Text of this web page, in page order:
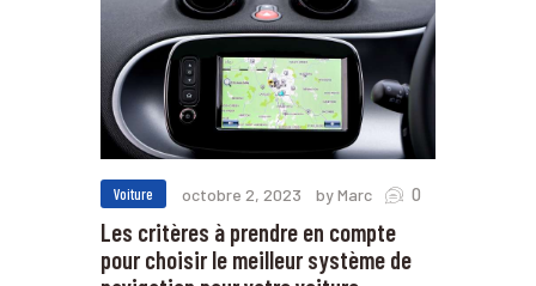
Voiture octobre 2, 2023 by Marc 0
Les critères à prendre en compte
pour choisir le meilleur système de